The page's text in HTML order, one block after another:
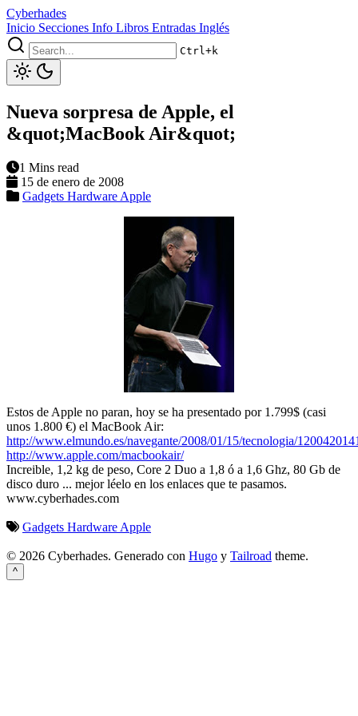
Cyberhades
Inicio Secciones Info Libros Entradas Inglés
Ctrl+k
Nueva sorpresa de Apple, el
&quot;MacBook Air&quot;
1 Mins read
15 de enero de 2008
Gadgets Hardware Apple
Estos de Apple no paran, hoy se ha presentado por 1.799$ (casi
unos 1.800 €) el MacBook Air:
http://www.elmundo.es/navegante/2008/01/15/tecnologia/
http://www.apple.com/macbookair/
Increible, 1,2 kg de peso, Core 2 Duo a 1,8 ó a 1,6 Ghz, 80 Gb de
disco duro ... mejor léelo en los enlaces que te pasamos.
www.cyberhades.com
Gadgets Hardware Apple
© 2026 Cyberhades. Generado con Hugo y Tailroad theme.
^